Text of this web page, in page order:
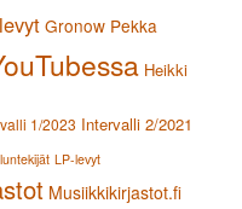
Gronow Pekka
Heikki
1/2023 Intervalli 2/2021
LP-levyt
Musiikkikirjastot.fi